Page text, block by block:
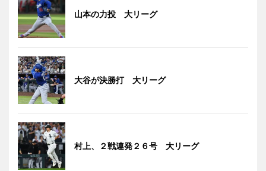
山本の力投 大リーグ
大谷が決勝打 大リーグ
村上、２戦連発２６号 大リーグ